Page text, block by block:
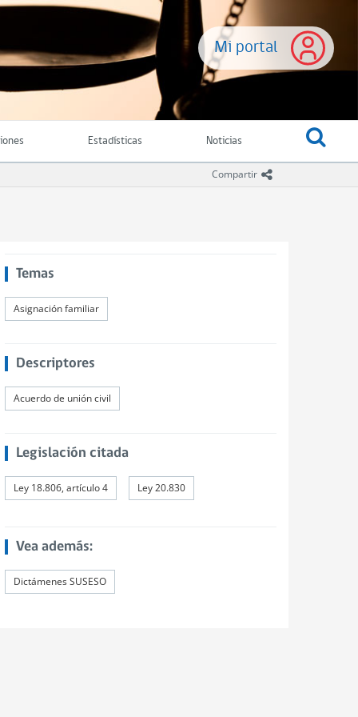
Mi portal
Estadísticas Noticias
Compartir icono compartir
Temas
Asignación familiar
Descriptores
Acuerdo de unión civil
Legislación citada
Ley 18.806, artículo 4 Ley 20.830
Vea además:
Dictámenes SUSESO